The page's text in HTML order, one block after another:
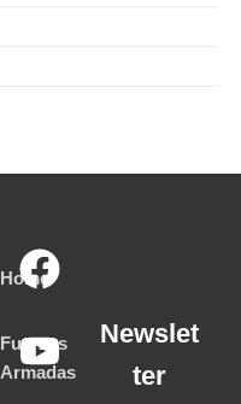
Home
Fuerzas
Armadas
Newslet
ter